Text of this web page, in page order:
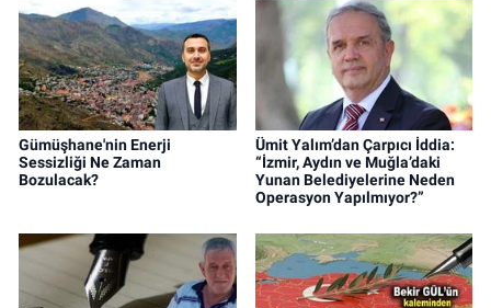
Gümüşhane'nin Enerji
Sessizliği Ne Zaman
Bozulacak?
Ümit Yalım’dan Çarpıcı İddia:
“İzmir, Aydın ve Muğla’daki
Yunan Belediyelerine Neden
Operasyon Yapılmıyor?”